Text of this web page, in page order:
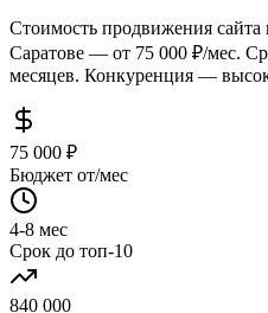
Стоимость продвижения сайта
Саратове — от 75 000 ₽/мес.
месяцев. Конкуренция —
75 000 ₽
Бюджет от/мес
4-8 мес
Срок до топ-10
840 000